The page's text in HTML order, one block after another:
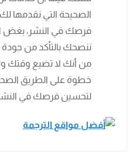
الصحيحة التي
فرصك في النشر، بغض
ننصحك بالتأكد من جودة
من أنك لا تضيع وقتك
خطوة على الطريق
لتحسين فرصك في